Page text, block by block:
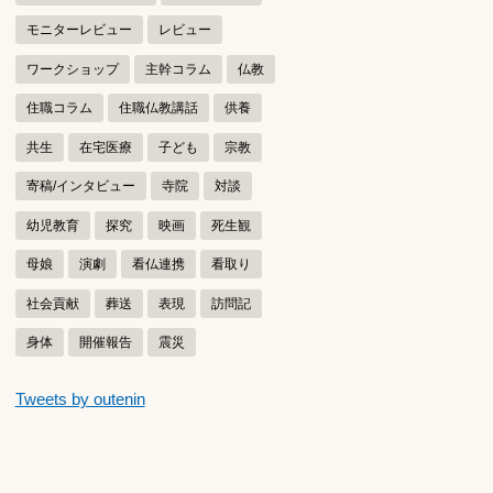
モニターレビュー レビュー
ワークショップ 主幹コラム 仏教
住職コラム 住職仏教講話 供養
共生 在宅医療 子ども 宗教
寄稿/インタビュー 寺院 対談
幼児教育 探究 映画 死生観
母娘 演劇 看仏連携 看取り
社会貢献 葬送 表現 訪問記
身体 開催報告 震災
つぶやきをスキップする
Tweets by outenin